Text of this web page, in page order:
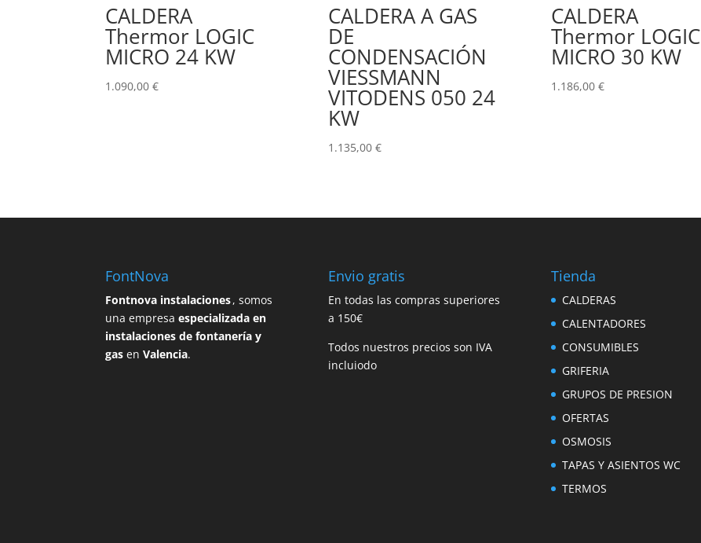
CALDERA
Thermor LOGIC
MICRO 24 KW
1.090,00€
CALDERA A GAS
DE
CONDENSACIÓN
VIESSMANN
VITODENS 050 24
KW
1.135,00 €
CALDERA
Thermor LOGIC
MICRO 30 KW
1.186,00 €
FontNova
Fontnova instalaciones, somos
una empresaespecializada en
instalaciones de fontanería y
gas enValencia.
Envio gratis
En todas las compras superiores
a 150€
Todos nuestros precios son IVA
incluiodo
Tienda
CALDERAS
CALENTADORES
CONSUMIBLES
GRIFERIA
GRUPOS DE PRESION
OFERTAS
OSMOSIS
TAPAS Y ASIENTOS WC
TERMOS